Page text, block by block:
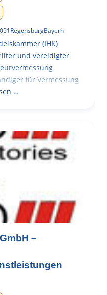
RegensburgBayern
(IHK)
und vereidigter
für Vermessung
…
–